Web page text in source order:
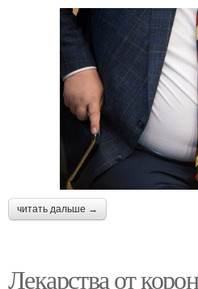
читать дальше →
Лекарства от